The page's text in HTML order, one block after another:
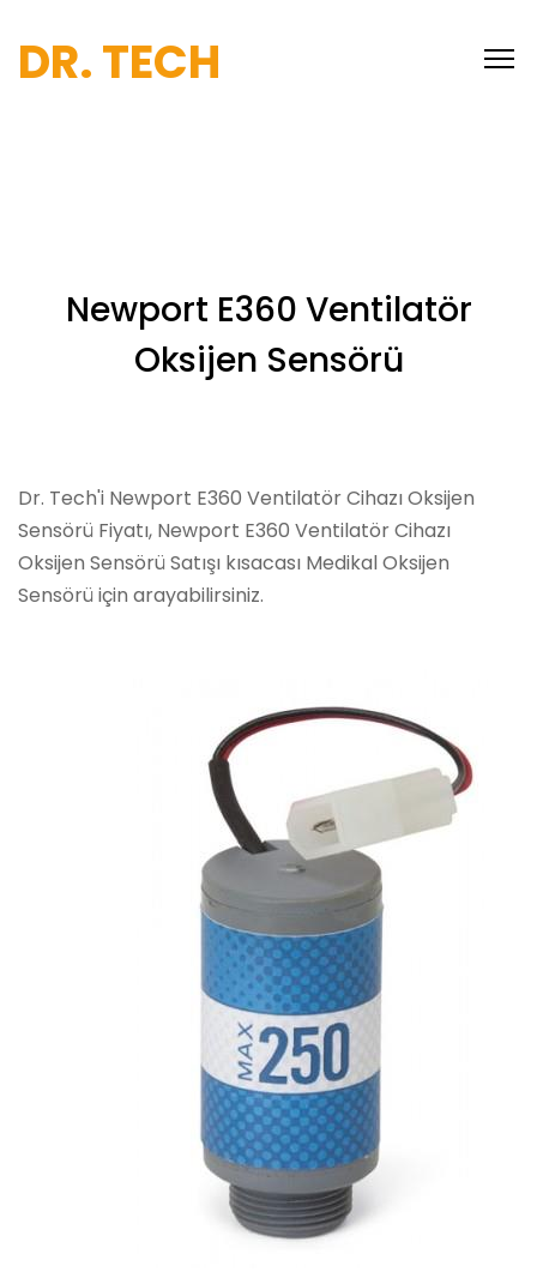
DR. TECH
Newport E360 Ventilatör
Oksijen Sensörü
Dr. Tech'i Newport E360 Ventilatör Cihazı Oksijen
Sensörü Fiyatı, Newport E360 Ventilatör Cihazı
Oksijen Sensörü Satışı kısacası Medikal Oksijen
Sensörü için arayabilirsiniz.